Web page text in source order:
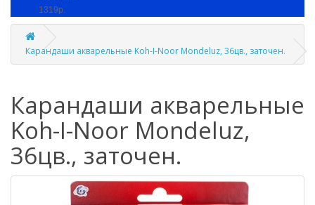
1319р.
Карандаши акварельные Koh-I-Noor Mondeluz, 36цв., заточен.
Карандаши акварельные
Koh-I-Noor Mondeluz,
36цв., заточен.